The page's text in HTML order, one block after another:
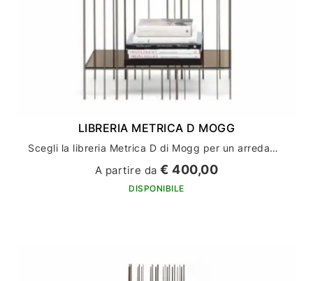
LIBRERIA METRICA D MOGG
Scegli la libreria Metrica D di Mogg per un arredamento casa moderno ed elegante
A partire da€ 400,00
DISPONIBILE